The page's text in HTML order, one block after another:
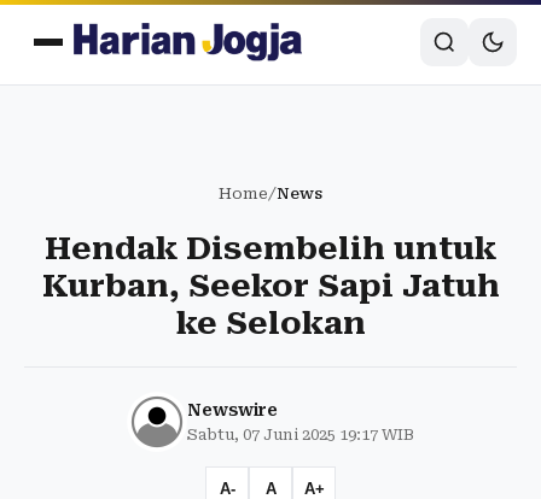
Home/News
Hendak Disembelih untuk
Kurban, Seekor Sapi Jatuh
ke Selokan
Newswire
Sabtu, 07 Juni 2025 19:17 WIB
A- A A+